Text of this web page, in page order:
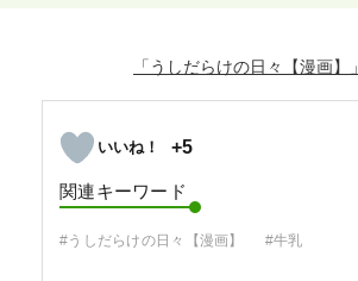
「うしだらけの日々【漫画】」
+5
関連キーワード
#うしだらけの日々【漫画】 #牛乳